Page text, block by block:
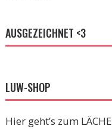
AUSGEZEICHNET <3
LUW-SHOP
Hier geht’s zum